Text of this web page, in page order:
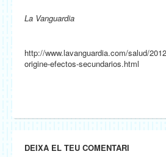
La Vanguardia
http://www.lavanguardia.com/salud/
origine-efectos-secundarios.html
DEIXA EL TEU COMENTARI